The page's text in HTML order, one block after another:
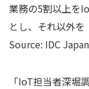
業務の5割以上を
とし、それ以外を
Source: IDC
「IoT担当者深堀